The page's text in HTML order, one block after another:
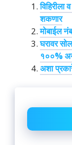
विहिरीला
शकणार
मोबाईल
घरावर
१००%
अशा